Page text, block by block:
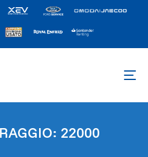
22000